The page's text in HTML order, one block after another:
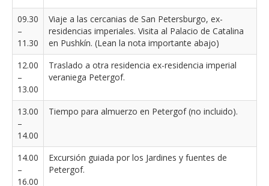
09.30
–
11.30
Viaje a las cercanias de San Petersburgo, ex-
residencias imperiales. Visita al Palacio de Catalina
en Pushkín. (Lean la nota importante abajo)
12.00
–
13.00
Traslado a otra residencia ex-residencia imperial
veraniega Petergof.
13.00
–
14.00
Tiempo para almuerzo en Petergof (no incluido).
14.00
–
16.00
Excursión guiada por los Jardines y fuentes de
Petergof.